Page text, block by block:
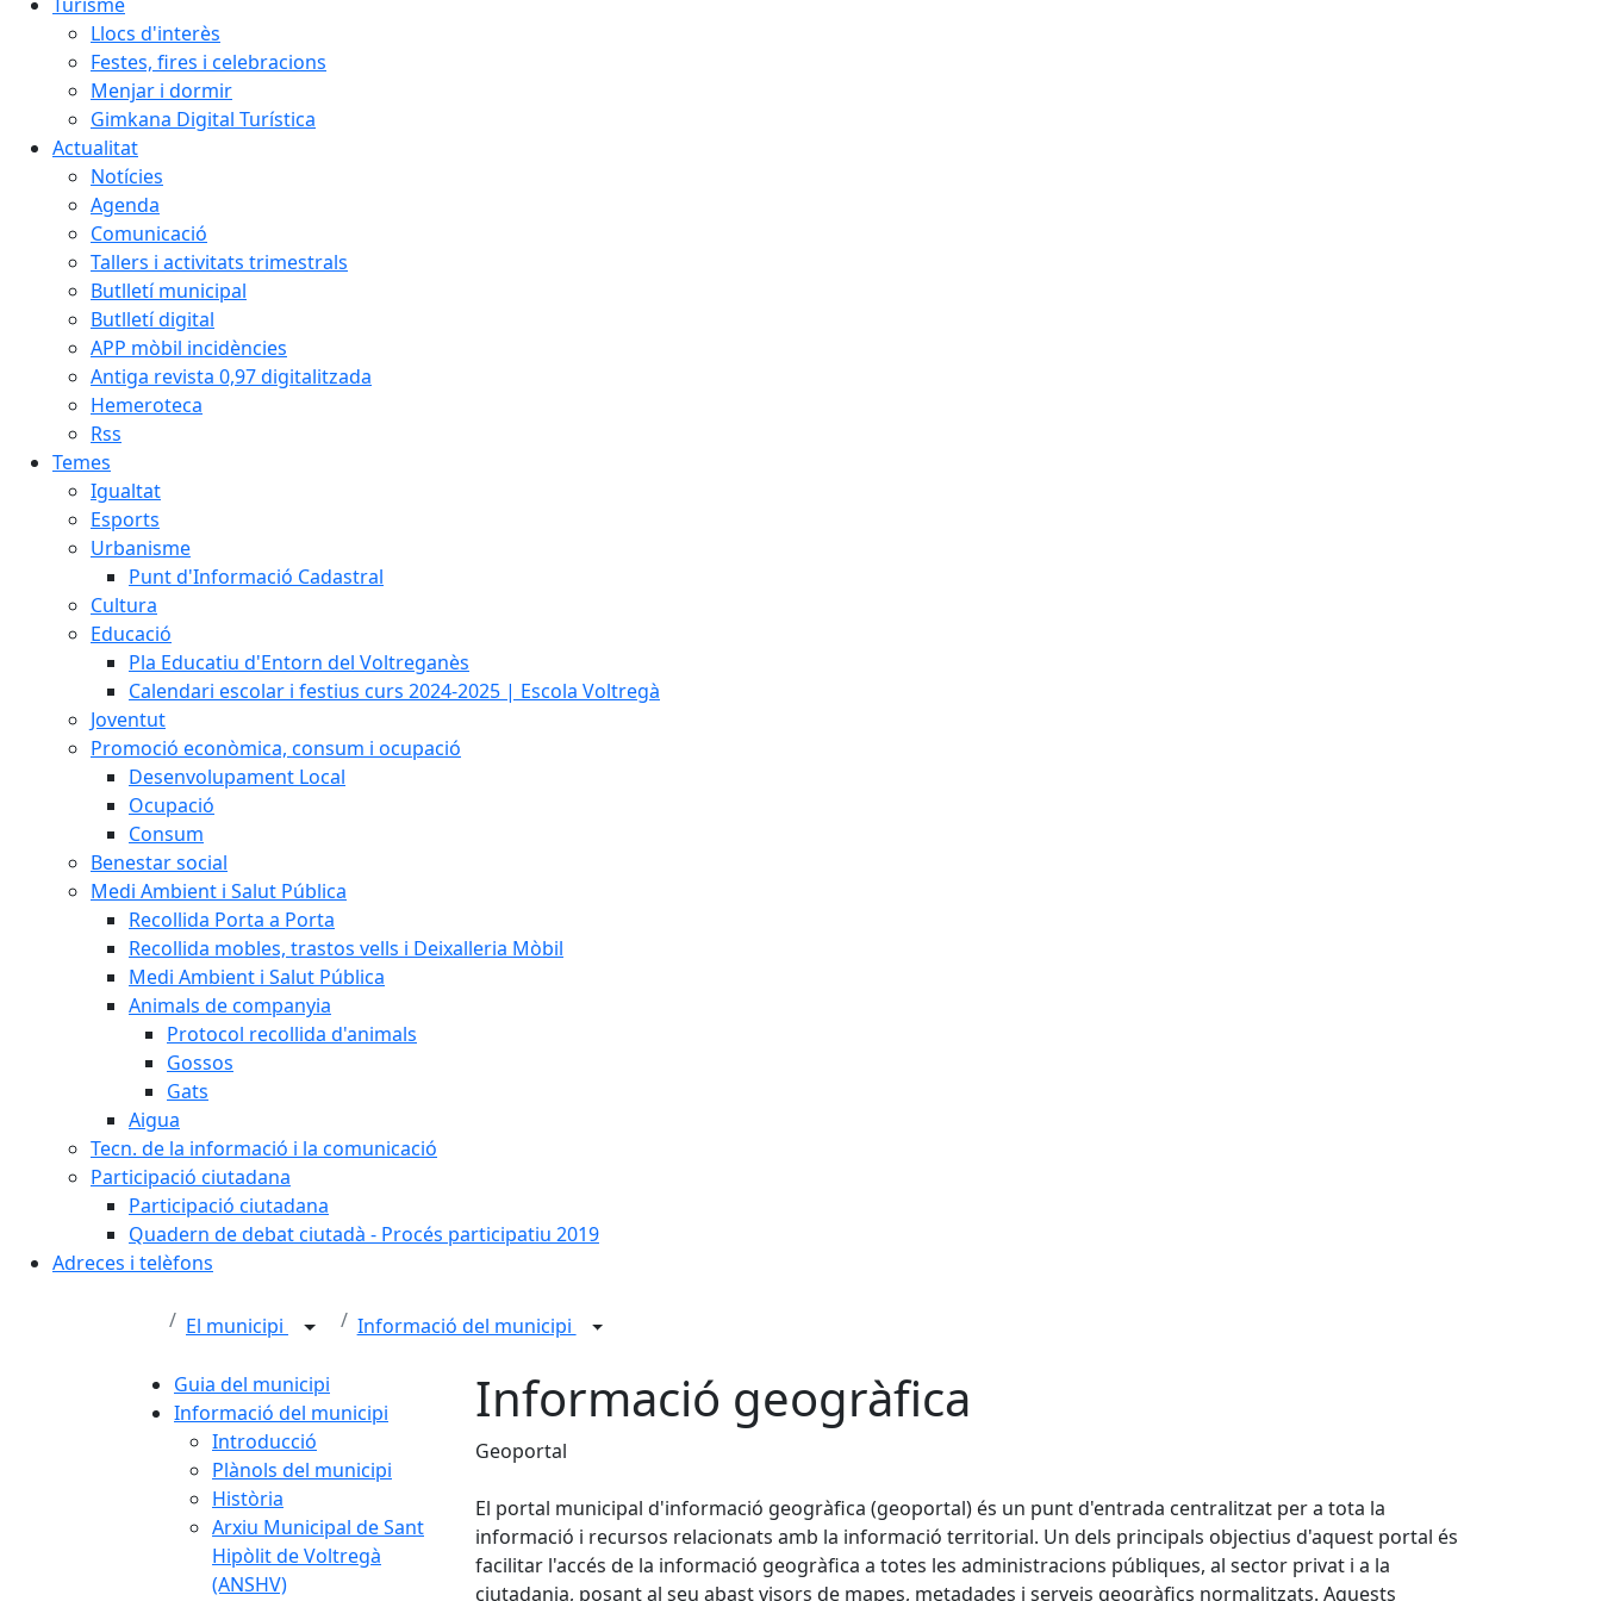
Llocs d'interès
Festes, fires i celebracions
Menjar i dormir
Gimkana Digital Turística
Actualitat
Notícies
Agenda
Comunicació
Tallers i activitats trimestrals
Butlletí municipal
Butlletí digital
APP mòbil incidències
Antiga revista 0,97 digitalitzada
Hemeroteca
Rss
Temes
Igualtat
Esports
Urbanisme
Punt d'Informació Cadastral
Cultura
Educació
Pla Educatiu d'Entorn del Voltreganès
Calendari escolar i festius curs 2024-2025 | Escola Voltregà
Joventut
Promoció econòmica, consum i ocupació
Desenvolupament Local
Ocupació
Consum
Benestar social
Medi Ambient i Salut Pública
Recollida Porta a Porta
Recollida mobles, trastos vells i Deixalleria Mòbil
Medi Ambient i Salut Pública
Animals de companyia
Protocol recollida d'animals
Gossos
Gats
Aigua
Tecn. de la informació i la comunicació
Participació ciutadana
Participació ciutadana
Quadern de debat ciutadà - Procés participatiu 2019
Adreces i telèfons
El municipi Informació del municipi
Guia del municipi
Informació del municipi
Introducció
Plànols del municipi
Història
Arxiu Municipal de Sant
Hipòlit de Voltregà
(ANSHV)
Informació geogràfica
Geoportal
El portal municipal d'informació geogràfica (geoportal) és un punt d'entrada centralitzat per a tota la
informació i recursos relacionats amb la informació territorial. Un dels principals objectius d'aquest portal és
facilitar l'accés de la informació geogràfica a totes les administracions públiques, al sector privat i a la
ciutadania, posant al seu abast visors de mapes, metadades i serveis geogràfics normalitzats. Aquests